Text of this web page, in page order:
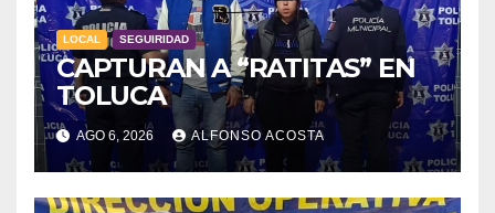
LOCAL SEGUIRIDAD
CAPTURAN A “RATITAS” EN
TOLUCA
AGO 6, 2026 ALFONSO ACOSTA